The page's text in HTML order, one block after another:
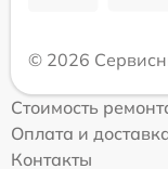
© 2026
Стоимость
Оплата и
Контакты